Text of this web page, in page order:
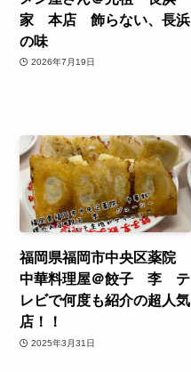
家 本店 飾らない、長浜
の味
2026年7月19日
福岡県福岡市中央区薬院
中華料理屋＠餃子 李 テ
レビで何度も紹介の超人気
店！！
2025年3月31日